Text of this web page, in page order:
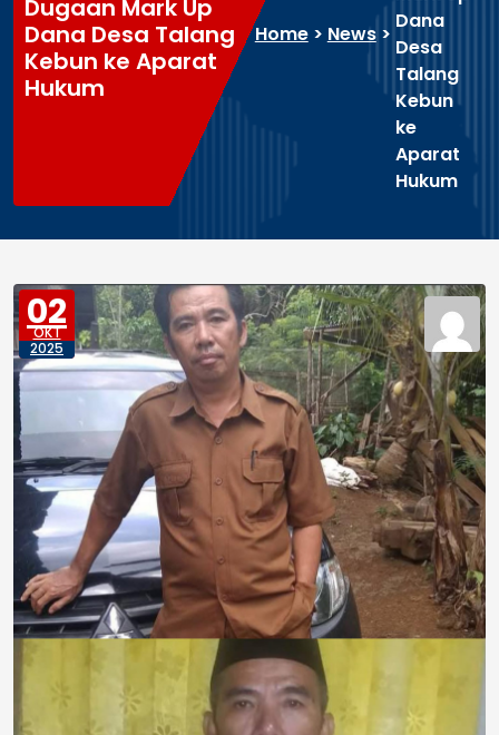
Dugaan Mark Up
Dana Desa Talang
Kebun ke Aparat
Hukum
Home> News>
Dana
Desa
Talang
Kebun
ke
Aparat
Hukum
02
OKT
2025